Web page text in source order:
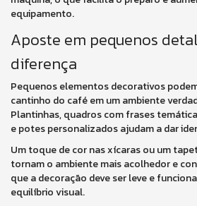
equipamento.
Aposte em pequenos
diferença
Pequenos elementos decorativos
cantinho do café em um ambiente
Plantinhas, quadros com frases
e potes personalizados ajudam a dar
Um toque de cor nas xícaras ou um
tornam o ambiente mais acolhedor e
que a decoração deve ser leve e
equilíbrio visual.